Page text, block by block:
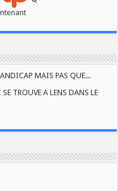
MAIS PAS QUE...
TROUVE A LENS DANS LE